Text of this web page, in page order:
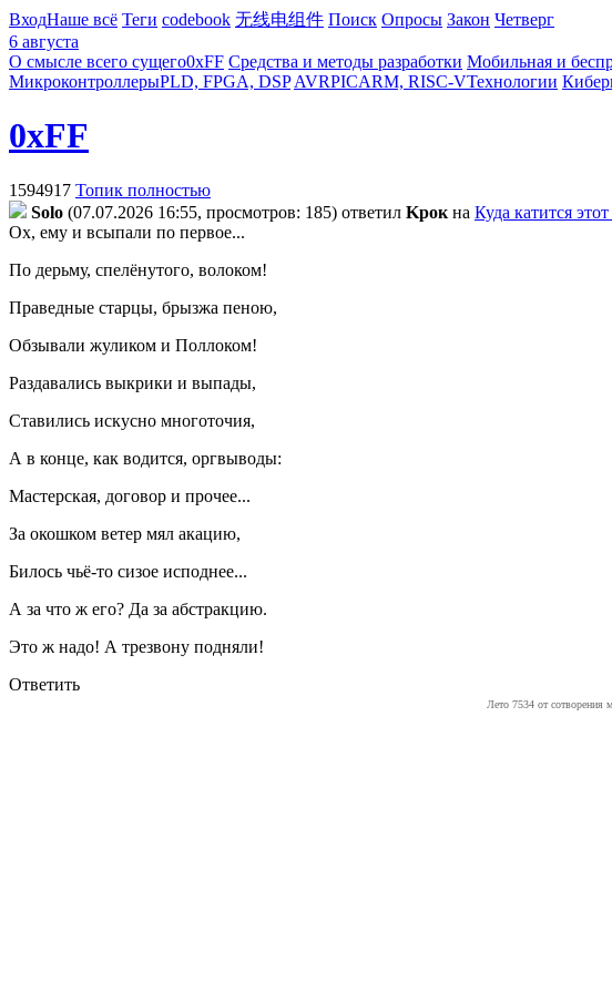
ВходНаше всё Теги codebook 无线电组件 Поиск Опросы Закон Четверг
6 августа
О смысле всего сущего0xFF Средства и методы разработки Мобильная и
МикроконтроллерыPLD, FPGA, DSP AVRPICARM, RISC-VТехнологии
0xFF
1594917 Топик полностью
Solo (07.07.2026 16:55, просмотров: 185) ответил Kpoк на Куда катится
Ох, ему и всыпали по первое...
По дерьму, спелёнутого, волоком!
Праведные старцы, брызжа пеною,
Обзывали жуликом и Поллоком!
Раздавались выкрики и выпады,
Ставились искусно многоточия,
А в конце, как водится, оргвыводы:
Мастерская, договор и прочее...
За окошком ветер мял акацию,
Билось чьё-то сизое исподнее...
А за что ж его? Да за абстракцию.
Это ж надо! А трезвону подняли!
Ответить
Лето 7534 от сотворения